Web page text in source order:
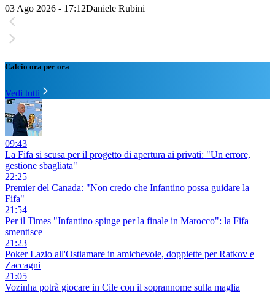
03 Ago 2026 - 17:12Daniele Rubini
Calcio ora per ora
Vedi tutti
09:43
La Fifa si scusa per il progetto di apertura ai privati: "Un errore,
gestione sbagliata"
22:25
Premier del Canada: "Non credo che Infantino possa guidare la
Fifa"
21:54
Per il Times "Infantino spinge per la finale in Marocco": la Fifa
smentisce
21:23
Poker Lazio all'Ostiamare in amichevole, doppiette per Ratkov e
Zaccagni
21:05
Vozinha potrà giocare in Cile con il soprannome sulla maglia